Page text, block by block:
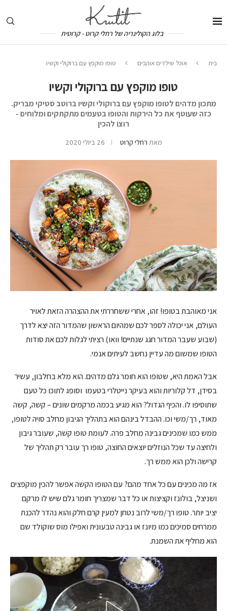
בלוג הקולינריה של רחלי קרוט - קרוטית
בית אוכל שילדים אוהבים טופו מוקפץ עם ברוקולי וקשיו
טופו מוקפץ עם ברוקולי וקשיו
מתכון מדהים לטופו מוקפץ עם ברוקולי וקשיו ברוטב סטיקי מבריק.
כזה שעוטף את כל הירקות והטופו בטעמים מתקתקים ומלוחים -
רוצו להכין
מאת רחלי קרוט 26 ביולי 2020
אני מאוהבת בטופו! זהו, אחרי ששחררתי את ההצהרה הזאת לאויר
העולם, אני יכולה לספר לכם שמהיום הראשון שהמדור הזה יצא לדרך
(שבוע שעבר המדור חגג שנתיים! וואו) רציתי לגלות לכם את סודות
הטופו שמשום מה עדיין נחשב לעיתים אנמי.
אבל האמת היא, שטופו הוא חומר גלם מדהים. הוא מלא בחלבון, עשיר
בסידן, דל קלוריות והוא בעיקר נייטלרי בטעמו וסופג לתוכו כל טעם
שתוסיפו לו. והכיף הגדול? הוא מגיע בכמה מרקמים שונים – קשה, קשה
מאוד, רך/משי וכו. ההבדל בינהם הוא בתהליך הגיבון מחלב סויה לטופו,
ממש כמו שמכינים גבינה מחלב פרה. לעומת טופו קשה, שעובר גיבון
ולחיצה עד שכל הנוזלים יוצאים החוצה, טופו רך עובר רק תהליך של
קרישה ולכן הוא ממש רך.
אז מה מכינים עם כל אחד מהם? עם הטופו הקשה אפשר להכין מוקפצים
ושניצל, בולונז וקציצות או כל דבר שמצריך חומר גלם שיש לו מרקם
יציב יותר. טופו רך/משי לרוב נטחן למעין קרם חלק והוא נהדר להכנת
ממרחים סמיכים כמו מיונז או גבינה טבעונית ואפילו מוס שוקולד שם
הוא מחליף את השמנת.